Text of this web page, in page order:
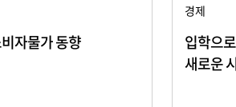
자물가 동향
경제
입학으
새로운